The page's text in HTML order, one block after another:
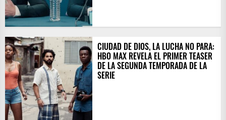
CIUDAD DE DIOS, LA LUCHA NO PARA:
HBO MAX REVELA EL PRIMER TEASER
DE LA SEGUNDA TEMPORADA DE LA
SERIE